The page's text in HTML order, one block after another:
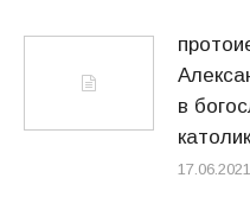
в
17.06.2021